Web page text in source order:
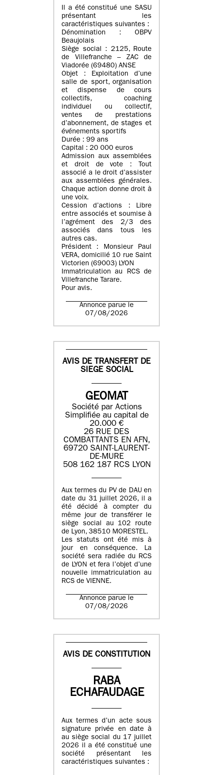
Il a été constitué une SASU
présentant les
caractéristiques suivantes :
Dénomination : OBPV
Beaujolais
Siège social : 2125, Route
de Villefranche – ZAC de
Viadorée (69480) ANSE
Objet : Exploitation d’une
salle de sport, organisation
et dispense de cours
collectifs, coaching
individuel ou collectif,
ventes de prestations
d’abonnement, de stages et
événements sportifs
Durée : 99 ans
Capital : 20 000 euros
Admission aux assemblées
et droit de vote : Tout
associé a le droit d’assister
aux assemblées générales.
Chaque action donne droit à
une voix.
Cession d’actions : Libre
entre associés et soumise à
l’agrément des 2/3 des
associés dans tous les
autres cas.
Président : Monsieur Paul
VERA, domicilié 10 rue Saint
Victorien (69003) LYON
Immatriculation au RCS de
Villefranche Tarare.
Pour avis.
Annonce parue le
07/08/2026
AVIS DE TRANSFERT DE
SIEGE SOCIAL
GEOMAT
Société par Actions
Simplifiée au capital de
20.000 €
26 RUE DES
COMBATTANTS EN AFN,
69720 SAINT-LAURENT-
DE-MURE
508 162 187 RCS LYON
Aux termes du PV de DAU en
date du 31 juillet 2026, il a
été décidé à compter du
même jour de transférer le
siège social au 102 route
de Lyon, 38510 MORESTEL.
Les statuts ont été mis à
jour en conséquence. La
société sera radiée du RCS
de LYON et fera l’objet d’une
nouvelle immatriculation au
RCS de VIENNE.
Annonce parue le
07/08/2026
AVIS DE CONSTITUTION
RABA
ECHAFAUDAGE
Aux termes d’un acte sous
signature privée en date à
au siège social du 17 juillet
2026 il a été constitué une
société présentant les
caractéristiques suivantes :